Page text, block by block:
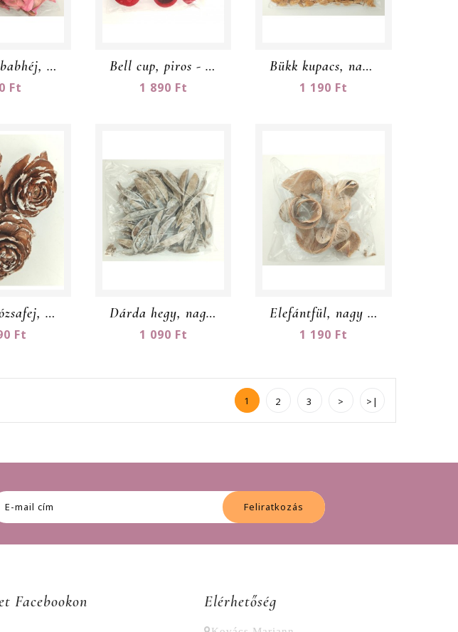
Bársony babhéj, rózsaszín - nagy csomag
Ft
Bell cup, piros - nagy csomag
1 890 Ft
Bükk kupacs, nagy csomag
1 190 Ft
Cédrus rózsafej, nagy csomag
Ft
Dárda hegy, nagy csomag
1 090 Ft
Elefántfül, nagy csomag
1 190 Ft
1 2 3 > >|
Feliratkozás
Elérhetőség
Facebookon